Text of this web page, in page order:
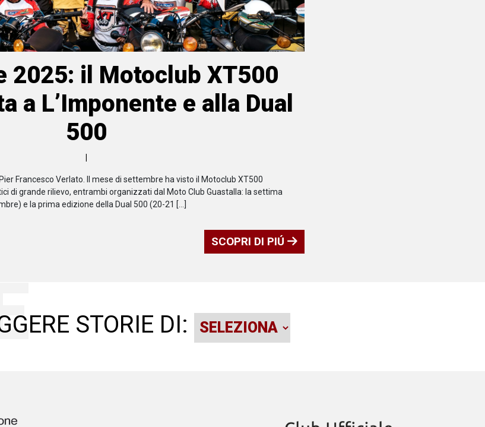
2025: il Motoclub XT500
a L’Imponente e alla Dual
500
Francesco Verlato. Il mese di settembre ha visto il Motoclub XT500
di grande rilievo, entrambi organizzati dal Moto Club Guastalla: la settima
e la prima edizione della Dual 500 (20-21 […]
SCOPRI DI PIÚ
STORIE DI: